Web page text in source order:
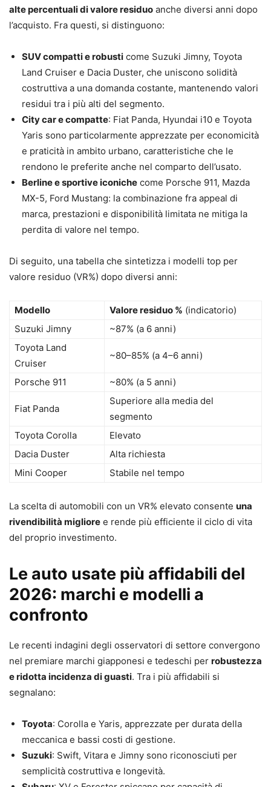
alte percentuali di valore residuo anche diversi anni dopo
l’acquisto. Fra questi, si distinguono:
SUV compatti e robusti come Suzuki Jimny, Toyota
Land Cruiser e Dacia Duster, che uniscono solidità
costruttiva a una domanda costante, mantenendo valori
residui tra i più alti del segmento.
City car e compatte: Fiat Panda, Hyundai i10 e Toyota
Yaris sono particolarmente apprezzate per economicità
e praticità in ambito urbano, caratteristiche che le
rendono le preferite anche nel comparto dell’usato.
Berline e sportive iconiche come Porsche 911, Mazda
MX-5, Ford Mustang: la combinazione fra appeal di
marca, prestazioni e disponibilità limitata ne mitiga la
perdita di valore nel tempo.
Di seguito, una tabella che sintetizza i modelli top per
valore residuo (VR%) dopo diversi anni:
Modello Valore residuo % (indicatorio)
Suzuki Jimny
~87% (a 6 anni)
Toyota Land
Cruiser
~80–85% (a 4–6 anni)
Porsche 911 ~80% (a 5 anni)
Fiat Panda
Superiore alla media del
segmento
Toyota Corolla
Elevato
Dacia Duster
Alta richiesta
Mini Cooper
Stabile nel tempo
La scelta di automobili con un VR% elevato consente una
rivendibilità migliore e rende più efficiente il ciclo di vita
del proprio investimento.
Le auto usate più affidabili del
2026: marchi e modelli a
confronto
Le recenti indagini degli osservatori di settore convergono
nel premiare marchi giapponesi e tedeschi per robustezza
e ridotta incidenza di guasti. Tra i più affidabili si
segnalano:
Toyota: Corolla e Yaris, apprezzate per durata della
meccanica e bassi costi di gestione.
Suzuki: Swift, Vitara e Jimny sono riconosciuti per
semplicità costruttiva e longevità.